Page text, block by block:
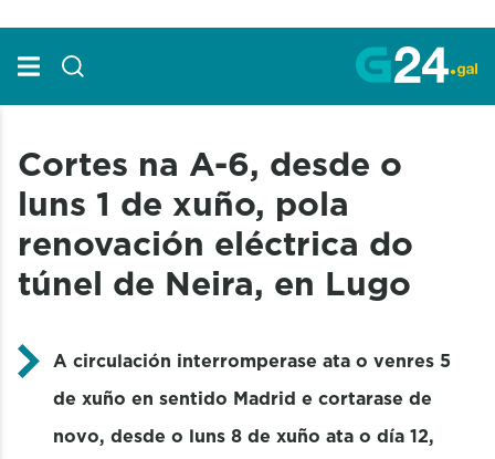
Cortes na A-6, desde o
luns 1 de xuño, pola
renovación eléctrica do
túnel de Neira, en Lugo
A circulación interromperase ata o venres 5
de xuño en sentido Madrid e cortarase de
novo, desde o luns 8 de xuño ata o día 12,